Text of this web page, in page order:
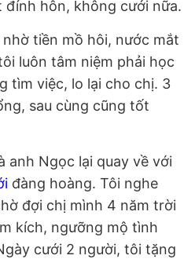
hôn, không cưới nữa.
tiền mồ hôi, nước mắt
luôn tâm niệm phải học
tìm việc, lo lại cho chị. 3
sau cùng cũng tốt
anh Ngọc lại quay về với
đàng hoàng. Tôi nghe
đợi chị mình 4 năm trời
kích, ngưỡng mộ tình
cưới 2 người, tôi tặng